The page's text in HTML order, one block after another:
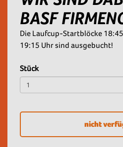
BASF
Die Laufcup-Startblöcke
19:15 Uhr sind ausgebucht!
Stück
nicht